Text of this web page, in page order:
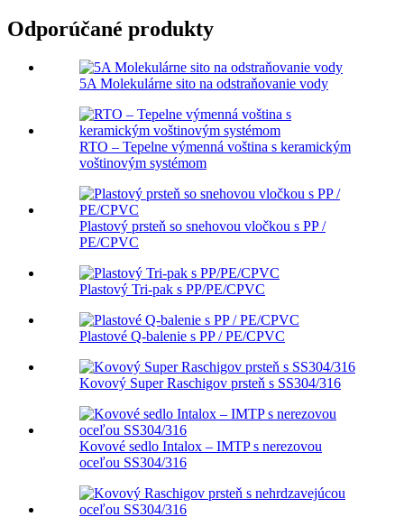
Odporúčané produkty
5A Molekulárne sito na odstraňovanie vody
RTO – Tepelne výmenná voština s keramickým
voštinovým systémom
Plastový prsteň so snehovou vločkou s PP /
PE/CPVC
Plastový Tri-pak s PP/PE/CPVC
Plastové Q-balenie s PP / PE/CPVC
Kovový Super Raschigov prsteň s SS304/316
Kovové sedlo Intalox – IMTP s nerezovou
oceľou SS304/316